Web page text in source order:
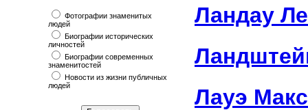
Фотографии знаменитых
людей
Биографии исторических
личностей
Биографии современных
знаменитостей
Новости из жизни публичных
людей
Ландау
Лауэ